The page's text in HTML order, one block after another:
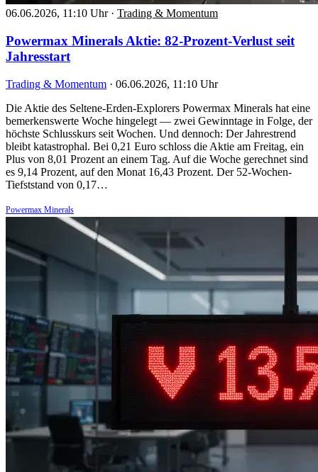
06.06.2026, 11:10 Uhr · Trading & Momentum
Powermax Minerals Aktie: 82-Prozent-Verlust seit
Jahresstart
Trading & Momentum · 06.06.2026, 11:10 Uhr
Die Aktie des Seltene-Erden-Explorers Powermax Minerals hat eine
bemerkenswerte Woche hingelegt — zwei Gewinntage in Folge, der
höchste Schlusskurs seit Wochen. Und dennoch: Der Jahrestrend
bleibt katastrophal. Bei 0,21 Euro schloss die Aktie am Freitag, ein
Plus von 8,01 Prozent an einem Tag. Auf die Woche gerechnet sind
es 9,14 Prozent, auf den Monat 16,43 Prozent. Der 52-Wochen-
Tiefststand von 0,17…
Powermax Minerals